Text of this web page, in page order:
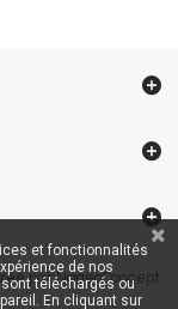
par NageoConcept
et fonctionnalités
de nos
téléchargés ou
En cliquant sur